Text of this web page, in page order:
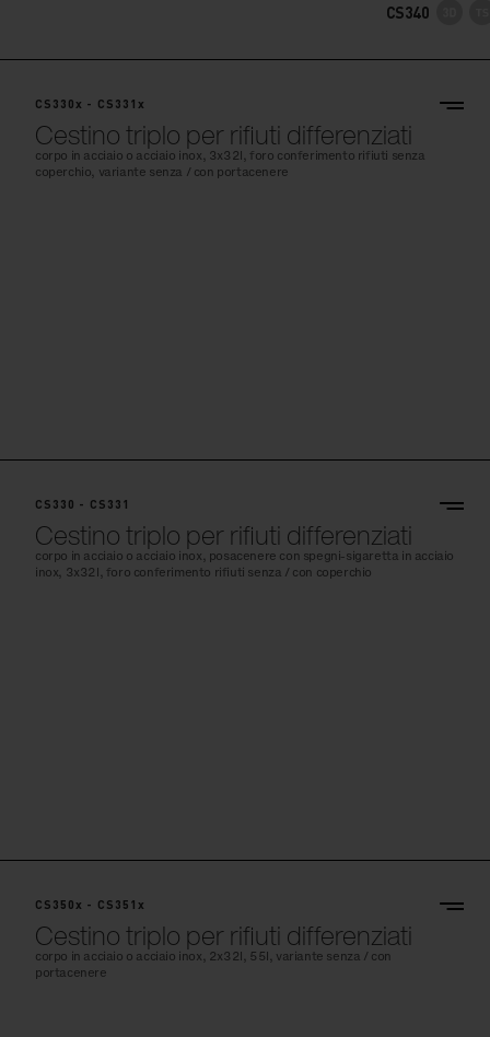
CS340
CS330x - CS331x
Cestino triplo per rifiuti differenziati
corpo in acciaio o acciaio inox, 3x32l, foro conferimento rifiuti senza
coperchio, variante senza / con portacenere
CS330 - CS331
Cestino triplo per rifiuti differenziati
corpo in acciaio o acciaio inox, posacenere con spegni-sigaretta in acciaio
inox, 3x32l, foro conferimento rifiuti senza / con coperchio
CS350x - CS351x
Cestino triplo per rifiuti differenziati
corpo in acciaio o acciaio inox, 2x32l, 55l, variante senza / con
portacenere